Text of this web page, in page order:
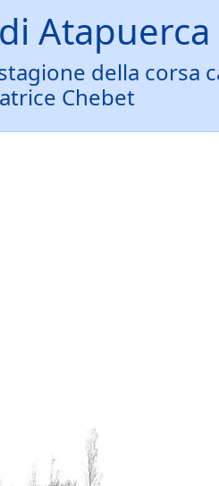
Atapuerca
della corsa
Chebet